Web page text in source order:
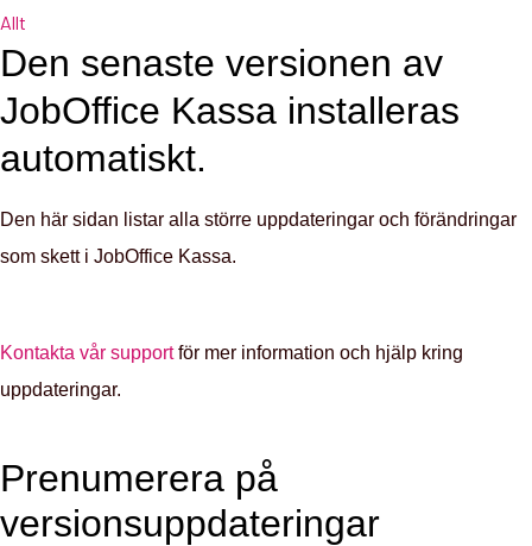
Allt
Den senaste versionen av
JobOffice Kassa installeras
automatiskt.
Den här sidan listar alla större uppdateringar och förändringar
som skett i JobOffice Kassa.
Kontakta vår supportför mer information och hjälp kring
uppdateringar.
Prenumerera på
versionsuppdateringar